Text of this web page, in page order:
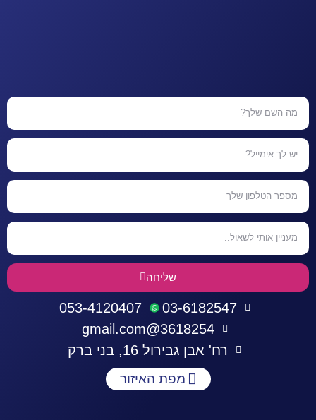
שליחה
03-6182547
053-4120407
3618254@gmail.com
רח' אבן גבירול 16, בני ברק
מפת האיזור